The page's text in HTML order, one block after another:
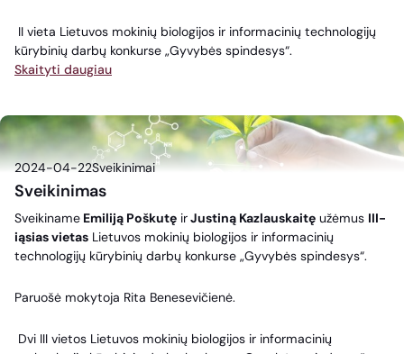
II vieta Lietuvos mokinių biologijos ir informacinių technologijų
kūrybinių darbų konkurse „Gyvybės spindesys“.
Skaityti daugiau
2024-04-22Sveikinimai
Sveikinimas
Sveikiname Emiliją Poškutę irJustiną Kazlauskaitę užėmus III-
iąsias vietas Lietuvos mokinių biologijos ir informacinių
technologijų kūrybinių darbų konkurse „Gyvybės spindesys“.
Paruošė mokytoja Rita Benesevičienė.
Dvi III vietos Lietuvos mokinių biologijos ir informacinių